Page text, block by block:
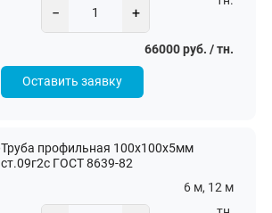
− +
66000 руб. / тн.
Оставить заявку
Труба профильная 100х100х5мм
ст.09г2с ГОСТ 8639-82
6 м, 12 м